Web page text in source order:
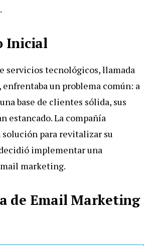
Inicial
servicios tecnológicos, llamada
un problema común: a
base de clientes sólida, sus
estancado. La compañía
solución para revitalizar su
implementar una
marketing.
de Email Marketing